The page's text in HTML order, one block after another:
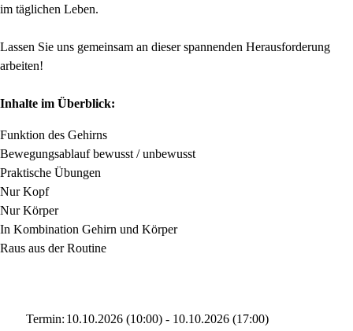
im täglichen Leben.
Lassen Sie uns gemeinsam an dieser spannenden Herausforderung
arbeiten!
Inhalte im Überblick:
Funktion des Gehirns
Bewegungsablauf bewusst / unbewusst
Praktische Übungen
Nur Kopf
Nur Körper
In Kombination Gehirn und Körper
Raus aus der Routine
Termin: 10.10.2026 (10:00) - 10.10.2026 (17:00)